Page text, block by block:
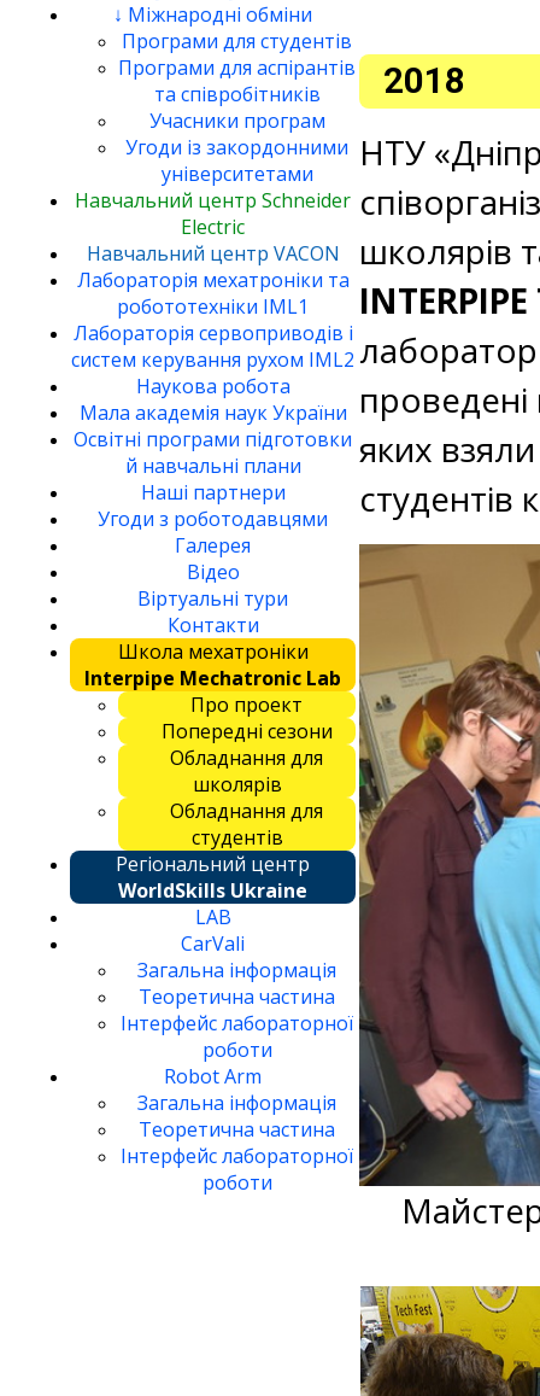
↓ Міжнародні обміни
Програми для студентів
Програми для аспірантів
та співробітників
Учасники програм
Угоди із закордонними
університетами
Навчальний центр Schneider
Electric
Навчальний центр VACON
Лабораторія мехатроніки та
робототехніки IML1
Лабораторія сервоприводів і
систем керування рухом IML2
Наукова робота
Мала академія наук України
Освітні програми підготовки
й навчальні плани
Наші партнери
Угоди з роботодавцями
Галерея
Відео
Віртуальні тури
Контакти
Школа мехатроніки
Interpipe Mechatronic Lab
Про проект
Попередні сезони
Обладнання для
школярів
Обладнання для
студентів
Регіональний центр
WorldSkills Ukraine
LAB
CarVali
Загальна інформація
Теоретична частина
Інтерфейс лабораторної
роботи
Robot Arm
Загальна інформація
Теоретична частина
Інтерфейс лабораторної
роботи
2018
НТУ
школярів
INTERPIPE
проведені
яких
студентів